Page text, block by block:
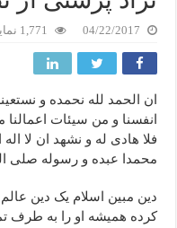
04/22/2017 1,771 نمایش
ان الحمد لله نحمده و
انفسنا و من سیئات
فلا هادی له و نشهد ان لا
محمدا عبده و رسوله صلی
دین مبین اسلام یک دین
کرده همیشه او را به طرف